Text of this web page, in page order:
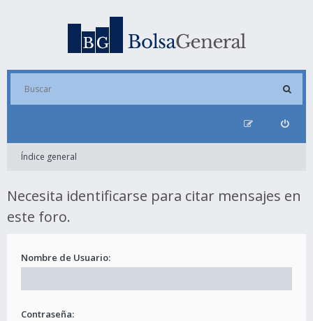
Índice general
Necesita identificarse para citar mensajes en
este foro.
Nombre de Usuario:
Contraseña: